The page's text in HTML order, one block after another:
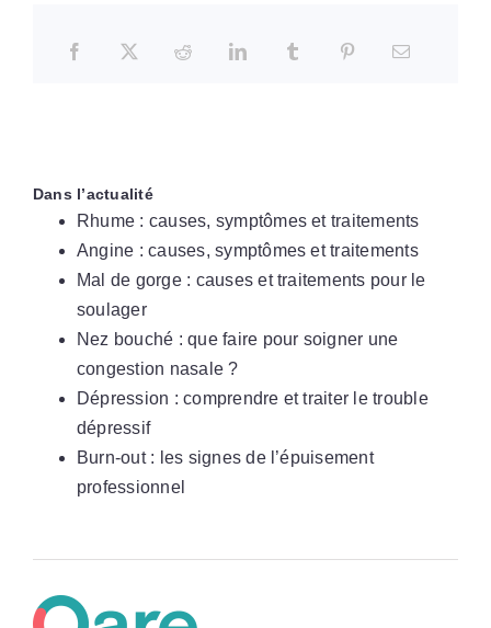
Dans l’actualité
Rhume : causes, symptômes et traitements
Angine : causes, symptômes et traitements
Mal de gorge : causes et traitements pour le
soulager
Nez bouché : que faire pour soigner une
congestion nasale ?
Dépression : comprendre et traiter le trouble
dépressif
Burn-out : les signes de l’épuisement
professionnel